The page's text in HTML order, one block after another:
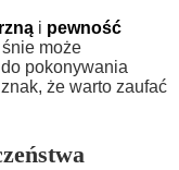
i pewność
może
pokonywania
że warto zaufać